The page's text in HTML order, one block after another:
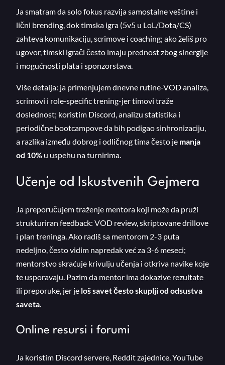
Ja smatram da solo fokus razvija samostalne veštine i
lični brending, dok timska igra (5v5 u LoL/Dota/CS)
zahteva komunikaciju, scrimove i coaching; ako želiš pro
ugovor, timski igrači često imaju prednost zbog sinergije
i mogućnosti plata i sponzorstava.
Više detalja: ja primenjujem dnevne rutine-VOD analiza,
scrimovi i role‑specific trening-jer timovi traže
doslednost; koristim Discord, analizu statistika i
periodične bootcampove da bih podigao sinhronizaciju,
a razlika između dobrog i odličnog tima često je manja
od 10% u uspehu na turnirima.
Učenje od Iskustvenih Gejmera
Ja preporučujem traženje mentora koji može da pruži
strukturiran feedback: VOD review, skriptovane drillove
i plan treninga. Ako radiš sa mentorom 2-3 puta
nedeljno, često vidim napredak već za 3-6 meseci;
mentorstvo skraćuje krivulju učenja i otkriva navike koje
te usporavaju. Pazim da mentor ima dokazive rezultate
ili preporuke, jer je loš savet često skuplji od odsustva
saveta.
Online resursi i forumi
Ja koristim Discord servere, Reddit zajednice, YouTube